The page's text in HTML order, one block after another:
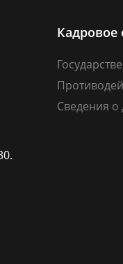
Кадровое
Сведения о